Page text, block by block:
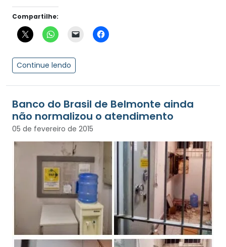
Compartilhe:
Continue lendo
Banco do Brasil de Belmonte ainda
não normalizou o atendimento
05 de fevereiro de 2015